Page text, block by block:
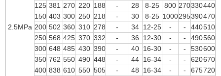
2.5MPa
125 381 270 220 188 - 28 8-25 800 270330440
150 403 300 250 218 - 30 8-25 1000295390470
200 502 360 310 278 - 34 12-25 - - 440510
250 568 425 370 332 - 36 12-30 - - 490560
300 648 485 430 390 - 40 16-30 - - 530600
350 762 550 490 448 - 44 16-34 - - 620670
400 838 610 550 505 - 48 16-34 - - 675720